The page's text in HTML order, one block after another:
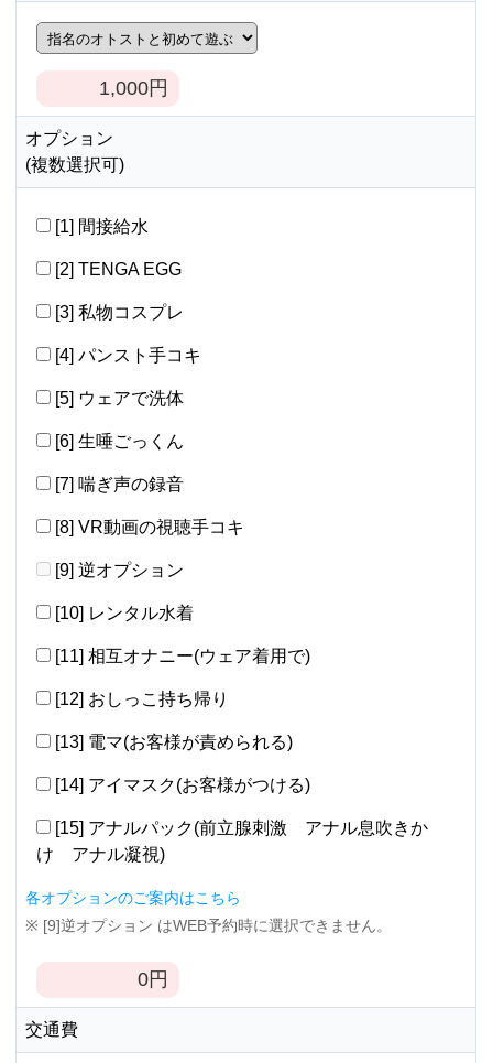
1,000円
オプション
(複数選択可)
[1] 間接給水
[2] TENGA EGG
[3] 私物コスプレ
[4] パンスト手コキ
[5] ウェアで洗体
[6] 生唾ごっくん
[7] 喘ぎ声の録音
[8] VR動画の視聴手コキ
[9] 逆オプション
[10] レンタル水着
[11] 相互オナニー(ウェア着用で)
[12] おしっこ持ち帰り
[13] 電マ(お客様が責められる)
[14] アイマスク(お客様がつける)
[15] アナルパック(前立腺刺激 アナル息吹きか
け アナル凝視)
各オプションのご案内はこちら
※ [9]逆オプション はWEB予約時に選択できません。
0円
交通費